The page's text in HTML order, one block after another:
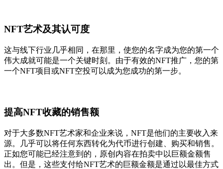
NFT艺术及其认可度
这与线下行业几乎相同，在那里，使您的名字成为您的第一个
伟大成就可能是一个关键时刻。由于有效的NFT推广，您的第
一个NFT项目或NFT空投可以成为您成功的第一步。
提高NFT收藏的销售额
对于大多数NFT艺术家和企业来说，NFT是他们的主要收入来
源。几乎可以将任何东西转化为代币进行创建、购买和销售。
正如您可能已经注意到的，原创内容在拍卖中以巨额金额售
出。但是，这些支付给NFT艺术的巨额金额是通过以最佳方式